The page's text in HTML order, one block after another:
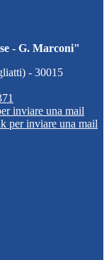
- G. Marconi"
- 30015
inviare una mail
per inviare una mail